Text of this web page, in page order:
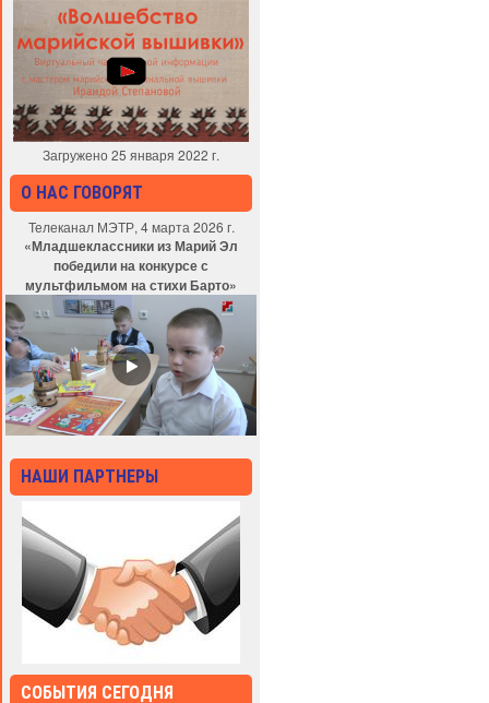
Загружено 25 января 2022 г.
О НАС ГОВОРЯТ
Телеканал МЭТР, 4 марта 2026 г.
«Младшеклассники из Марий Эл
победили на конкурсе с
мультфильмом на стихи Барто»
НАШИ ПАРТНЕРЫ
СОБЫТИЯ СЕГОДНЯ